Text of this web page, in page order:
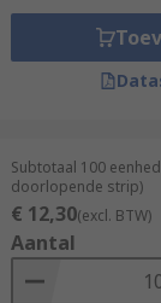
Subtotaal 100
doorlopende strip)
€ 12,30(excl. BTW)
Aantal